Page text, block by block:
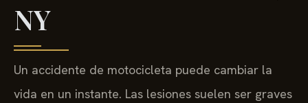
NY
Un accidente de motocicleta puede cambiar la
vida en un instante. Las lesiones suelen ser graves